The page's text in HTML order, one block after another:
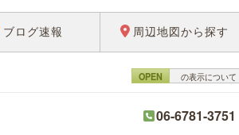
ブログ速報 周辺地図から探す
OPEN の表示について
06-6781-3751